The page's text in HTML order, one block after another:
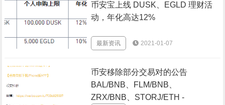
币安宝上线 DUSK、EGLD 理财活
动，年化高达12%
最新资讯 2021-01-07
币安移除部分交易对的公告
BAL/BNB、FLM/BNB、
ZRX/BNB、STORJ/ETH -